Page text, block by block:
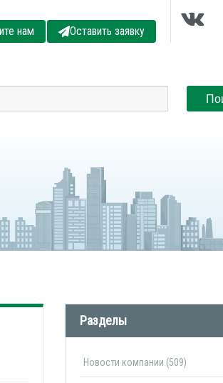
нам Оставить заявку
Разделы
Новости компании (509)